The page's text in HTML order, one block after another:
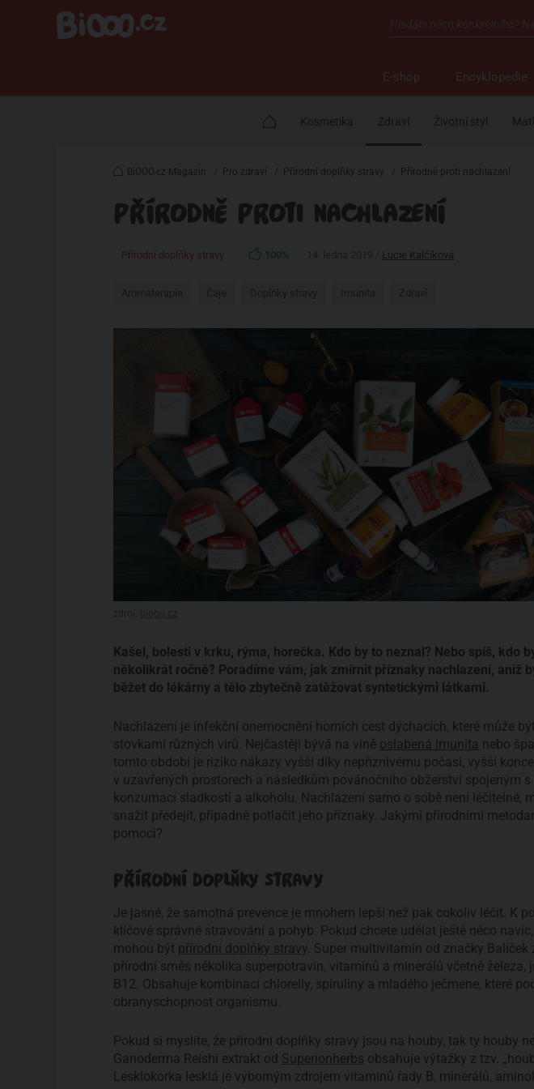
E-shop Encyklopedie
Kosmetika Zdraví Životní styl
BiOOO.cz Magazin / Pro zdraví / Přírodní doplňky stravy / Přírodně proti nachlazení
PŘÍRODNĚ PROTI NACHLAZENÍ
Přírodní doplňky stravy 100% Lucie Kalčíková
Aromaterapie Čaje Doplňky stravy Imunita Zdraví
Kašel, bolesti v krku, rýma, horečka. Kdo by to neznal? Nebo spíš, kdo
několikrát ročně? Poradíme vám, jak zmírnit příznaky nachlazení, aniž
běžet do lékárny a tělo zbytečně zatěžovat syntetickými látkami.
Nachlazení je infekční onemocnění horních cest dýchacích, které může
stovkami různých virů. Nejčastěji bývá na vině oslabená imunita nebo
tomto období je riziko nákazy vyšší díky nepříznivému počasí, vyšší
v uzavřených prostorech a následkům povánočního obžerství spojeným s
konzumací sladkostí a alkoholu. Nachlazení samo o sobě není léčitelné,
snažit předejít, případně potlačit jeho příznaky. Jakými přírodními
pomoci?
PŘÍRODNÍ DOPLŇKY STRAVY
Je jasné, že samotná prevence je mnohem lepší než pak cokoliv léčit. K
klíčové správné stravování a pohyb. Pokud chcete udělat ještě něco
mohou být přírodní doplňky stravy . Super multivitamin od značky Balíček
přírodní směs několika superpotravin, vitaminů a minerálů včetně železa,
B12. Obsahuje kombinaci chlorelly, spiruliny a mladého ječmene, které
obranyschopnost organismu.
Pokud si myslíte, že přírodní doplňky stravy jsou na houby, tak ty houby
Ganoderma Reishi extrakt od Superionherbs obsahuje výtažky z tzv.
Lesklokorka lesklá je výborným zdrojem vitaminů řady B, minerálů,